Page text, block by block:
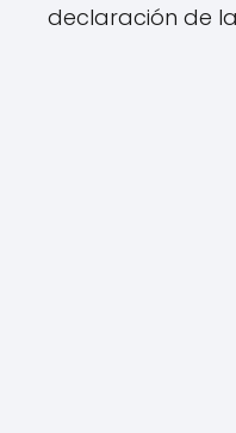
declaración de